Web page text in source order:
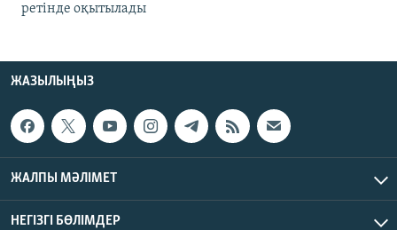
ретінде оқытылады
ЖАЗЫЛЫҢЫЗ
ЖАЛПЫ МӘЛІМЕТ
НЕГІЗГІ БӨЛІМДЕР